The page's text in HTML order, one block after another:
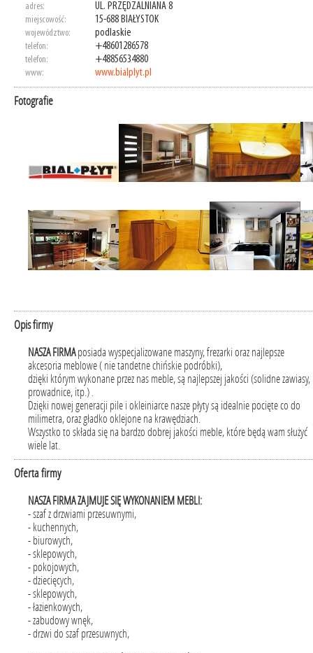
adres: UL. PRZĘDZALNIANA 8
miejscowość: 15-688 BIAŁYSTOK
województwo: podlaskie
telefon: +48601286578
telefon: +48856534880
www: www.bialplyt.pl
Fotografie
Opis firmy
NASZA FIRMAposiada wyspecjalizowane maszyny, frezarki oraz najlepsze
akcesoria meblowe ( nie tandetne chińskie podróbki),
dzięki którym wykonane przez nas meble, są najlepszej jakości (solidne zawiasy,
prowadnice, itp.) .
Dzięki nowej generacji pile i okleiniarce nasze płyty są idealnie pocięte co do
milimetra, oraz gładko oklejone na krawędziach.
Wszystko to składa się na bardzo dobrej jakości meble, które będą wam służyć
wiele lat.
Oferta firmy
NASZA FIRMA ZAJMUJE SIĘ WYKONANIEM MEBLI:
- szaf z drzwiami przesuwnymi,
- kuchennych,
- biurowych,
- sklepowych,
- pokojowych,
- dziecięcych,
- sklepowych,
- łazienkowych,
- zabudowy wnęk,
- drzwi do szaf przesuwnych,